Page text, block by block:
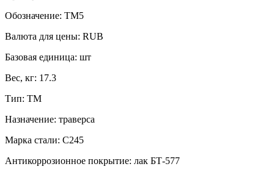
Обозначение: ТМ5
Валюта для цены: RUB
Базовая единица: шт
Вес, кг: 17.3
Тип: ТМ
Назначение: траверса
Марка стали: С245
Антикоррозионное покрытие: лак БТ-577